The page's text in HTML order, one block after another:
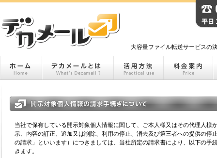
大容量ファイル転送サービスの
当社で保有している開示対象個人情報に関して、ご本人様又はその代理人様
示、内容の訂正、追加又は削除、利用の停止、消去及び第三者への提供の停
の請求」といいます）につきましては、当社所定の請求書により、以下の手
きます。